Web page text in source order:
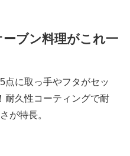
ブン料理がこれ一
点に取っ手やフタがセッ
耐久性コーティングで耐
が特長。